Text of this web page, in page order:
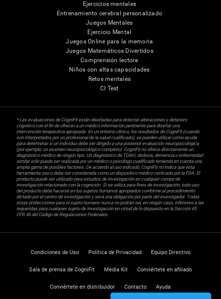
Ejercicios mentales
Entrenamiento cerebral personalizado
Juegos Mentales
Ejercicio Mental
Juegos Online para la memoria
Juegos Matemáticos Divertidos
Comprensión lectora
Niños con altas capacidades
Retos mentales
CI Test
* Las evaluaciones de CogniFit están diseñadas para detectar alteraciones y deterioro
cognitivo con el fin de ofrecer a un médico información pertinente para diseñar una
intervención terapéutica apropiada. En un entorno clínico, los resultados de CogniFit (cuando
son interpretados por un profesional de la salud cualificado), se pueden utilizar como ayuda
para determinar si un individuo debe ser dirigido a una posterior evaluación neuropsicológica
(por ejemplo, un examen neuropsicológico completo). CogniFit no ofrece directamente un
diagnóstico médico de ningún tipo. Un diagnóstico de TDAH, dislexia, demencia o enfermedad
similar sólo puede ser realizada por un médico o psicólogo cualificado teniendo en cuenta una
amplia gama de posibles factores. De acuerdo al uso indicado, CogniFit no indica que esta
herramienta sea o deba ser considerada como un dispositivo médico certicado por la FDA. El
producto puede ser utilizado para estudios de investigación en cualquier campo de
investigación relacionado con la cognición. Si se utiliza para fines de investigación, todo uso
del producto debe hacerse en los sujetos humanos apropiados conforme al procedimiento
dictado por el centro de investigación y será una obligación por parte del investigador. Todas
estas protecciones para el sujeto humano nunca no podrán ser, en ningún caso, inferiores a las
requeridas para cualquier sujeto de investigación en virtud de lo dispuesto en la Sección 45
CFR 46 del Código de Regulaciones Federales.
Condiciones de Uso Política de Privacidad Equipo Directivo
Sala de prensa de CogniFit Media Kit Conviértete en afiliado
Conviértete en distribuidor Contacto Ayuda